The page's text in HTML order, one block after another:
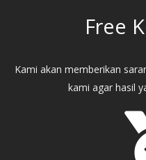
Free
Kami akan memberikan
kami agar hasil